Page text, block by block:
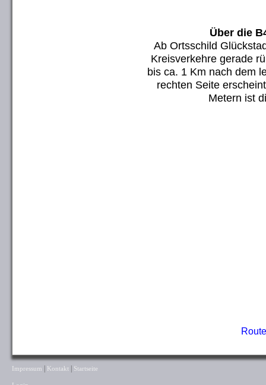
Über die
Ab Ortsschild
Kreisverkehre gerade
bis ca. 1 Km nach dem
rechten Seite
Metern ist
Impressum | Kontakt | Startseite